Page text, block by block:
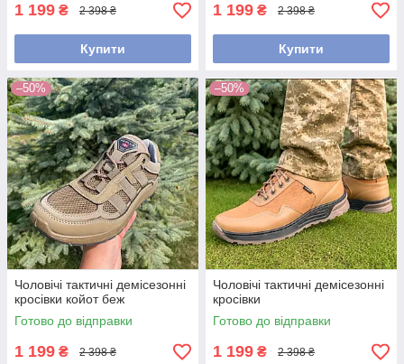
1 199 ₴ 2 398 ₴
Купити
1 199 ₴ 2 398 ₴
Купити
–50%
Чоловічі тактичні демісезонні
кросівки койот беж
Готово до відправки
1 199 ₴ 2 398 ₴
–50%
Чоловічі тактичні демісезонні
кросівки
Готово до відправки
1 199 ₴ 2 398 ₴